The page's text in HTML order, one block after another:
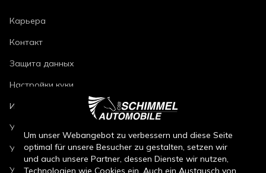
Карьера
Контакт
Защита данных
Настройки куки
Импринт
Условия ремонта автомобилей
Условия продажи новых автомобилей
Условия продажи подержанных автомобилей
Um unser Webangebot zu verbessern und diese Seite
optimal für unsere Besucher zu gestalten, setzen wir
und auch unsere Partner, dessen Dienste wir nutzen,
Technologien wie Cookies ein. Auch ein Austausch von